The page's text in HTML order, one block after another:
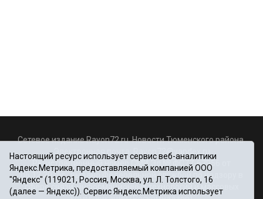
Сетевое издание Rayon72.ru. Новости Тюменского района.
Rayon72@yandex.ru
Регистрационный номер СМИ Эл № ФС77-67956 от
06.12.2016г., выдано Федеральной службой по надзору в
сфере связи, информационных технологий и массовых
Настоящий ресурс использует сервис веб-аналитики
Яндекс.Метрика, предоставляемый компанией ООО
"Яндекс" (119021, Россия, Москва, ул. Л. Толстого, 16
(далее — Яндекс)). Сервис Яндекс.Метрика использует